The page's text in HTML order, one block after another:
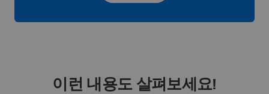
이런 내용도 살펴보세요!